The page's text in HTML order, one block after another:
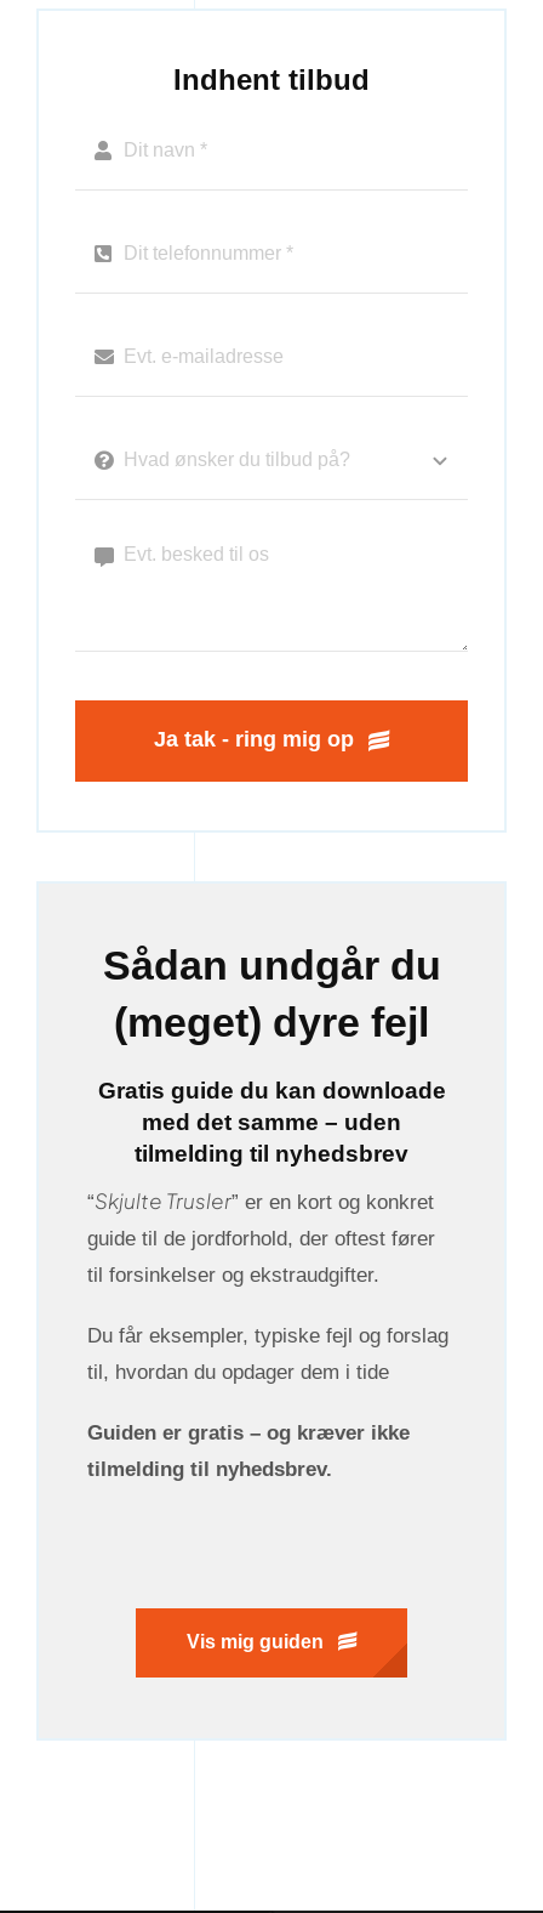
Indhent tilbud
Ja tak - ring mig op
Sådan undgår du
(meget) dyre fejl
Gratis guide du kan downloade
med det samme – uden
tilmelding til nyhedsbrev
“Skjulte Trusler” er en kort og konkret
guide til de jordforhold, der oftest fører
til forsinkelser og ekstraudgifter.
Du får eksempler, typiske fejl og forslag
til, hvordan du opdager dem i tide
Guiden er gratis– og kræver ikke
tilmelding til nyhedsbrev.
Vis mig guiden